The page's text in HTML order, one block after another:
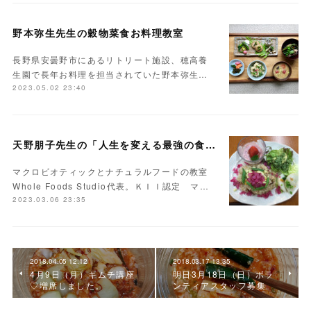
野本弥生先生の穀物菜食お料理教室
長野県安曇野市にあるリトリート施設、穂高養
生園で長年お料理を担当されていた野本弥生…
2023.05.02 23:40
天野朋子先生の「人生を変える最強の食事」
マクロビオティックとナチュラルフードの教室
Whole Foods Studio代表。ＫＩＩ認定 マ…
2023.03.06 23:35
2018.04.05 12:12
4月9日（月）キムチ講座
♡増席しました。
2018.03.17 13:35
明日3月18日（日）ボラ
ンティアスタッフ募集